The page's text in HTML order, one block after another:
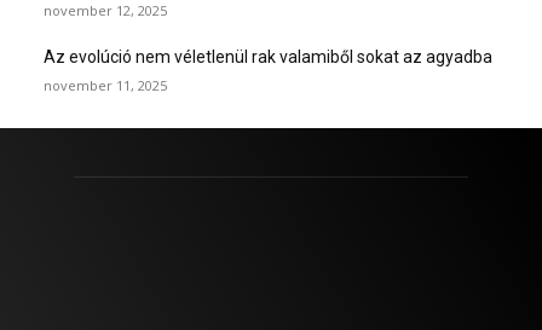
november 12, 2025
Az evolúció nem véletlenül rak valamiből sokat az agyadba
november 11, 2025